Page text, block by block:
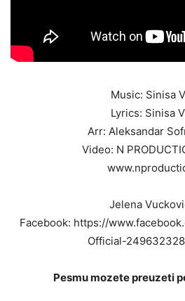
Music: Sinisa
Lyrics: Sinisa
Arr: Aleksandar
Video: N
Jelena
Facebook: https://
Official-
Pesmu mozete preuzeti